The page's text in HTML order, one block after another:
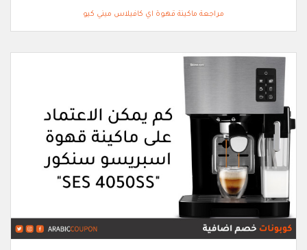
مراجعة ماكينة قهوة اي كافيلاس ميني كيو